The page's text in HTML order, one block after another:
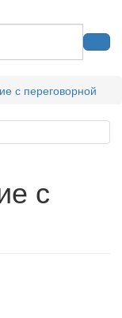
с переговорной
с